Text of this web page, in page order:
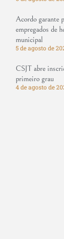
Acordo garante
empregados de
municipal
5 de agosto de
CSJT abre
primeiro grau
4 de agosto de